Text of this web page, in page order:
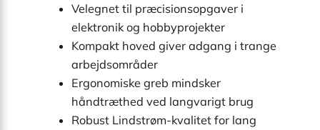
Velegnet til præcisionsopgaver i
elektronik og hobbyprojekter
Kompakt hoved giver adgang i trange
arbejdsområder
Ergonomiske greb mindsker
håndtræthed ved langvarigt brug
Robust Lindstrøm-kvalitet for lang